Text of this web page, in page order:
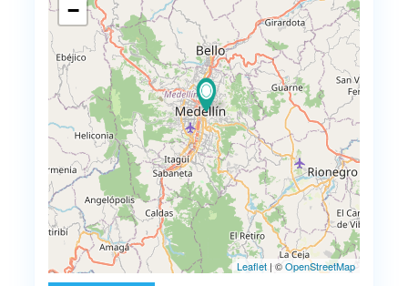
−
Leaflet| ©OpenStreetMap